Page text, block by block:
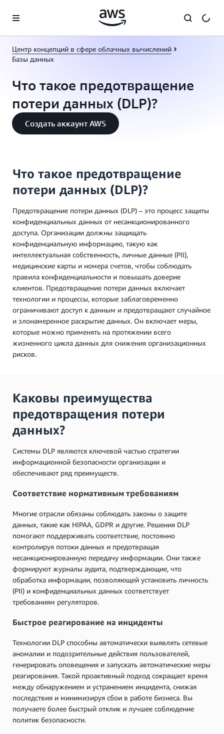
Перейти к главному контенту
Центр концепций в сфере облачных вычислений
Базы данных
Что такое предотвращение
потери данных (DLP)?
Создать аккаунт AWS
Что такое предотвращение
потери данных (DLP)?
Предотвращение потери данных (DLP) – это процесс защиты
конфиденциальных данных от несанкционированного
доступа. Организации должны защищать
конфиденциальную информацию, такую как
интеллектуальная собственность, личные данные (PII),
медицинские карты и номера счетов, чтобы соблюдать
правила конфиденциальности и повышать доверие
клиентов. Предотвращение потери данных включает
технологии и процессы, которые заблаговременно
ограничивают доступ к данным и предотвращают случайное
и злонамеренное раскрытие данных. Он включает меры,
которые можно применять на протяжении всего
жизненного цикла данных для снижения организационных
рисков.
Каковы преимущества
предотвращения потери
данных?
Системы DLP являются ключевой частью стратегии
информационной безопасности организации и
обеспечивают ряд преимуществ.
Соответствие нормативным требованиям
Многие отрасли обязаны соблюдать законы о защите
данных, такие как HIPAA, GDPR и другие. Решения DLP
помогают поддерживать соответствие, постоянно
контролируя потоки данных и предотвращая
несанкционированную передачу информации. Они также
формируют журналы аудита, подтверждающие, что
обработка информации, позволяющей установить личность
(PII) и конфиденциальных данных соответствует
требованиям регуляторов.
Быстрое реагирование на инциденты
Технологии DLP способны автоматически выявлять сетевые
аномалии и подозрительные действия пользователей,
генерировать оповещения и запускать автоматические меры
реагирования. Такой проактивный подход сокращает время
между обнаружением и устранением инцидента, снижая
последствия и минимизируя сбои в работе бизнеса. Вы
получаете более быстрый отклик и лучшее соблюдение
политик безопасности.